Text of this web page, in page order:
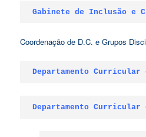
Gabinete de Inclusão e
Coordenação de D.C. e Grupos
Departamento Curricular
Departamento